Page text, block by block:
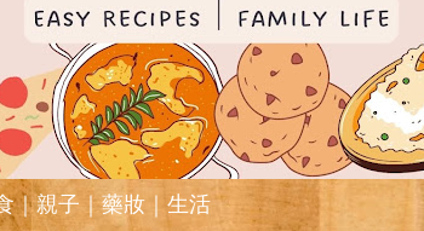
｜親子｜藥妝｜生活